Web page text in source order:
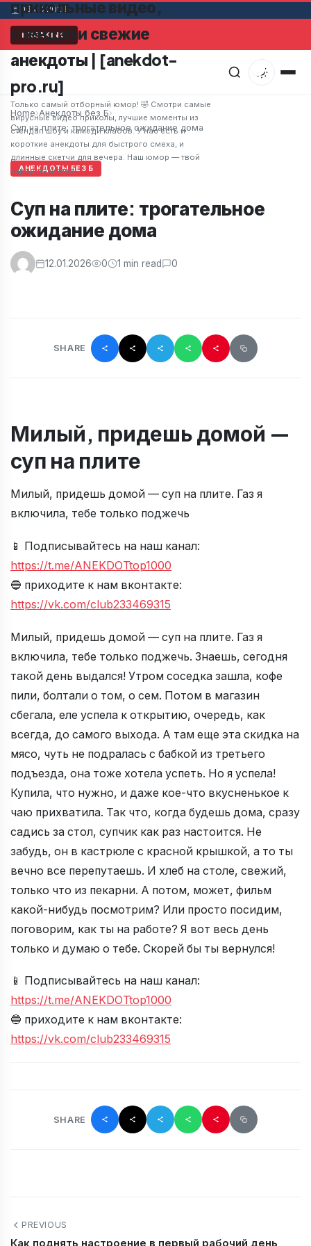
06.08.2026
BREAKINGМужчина в супермаркете заметил привлекательную
прикольные видео,
стендап и свежие
анекдоты | [anekdot-
pro.ru]
Только самый отборный юмор! 🤣 Смотри самые
вирусные видео приколы, лучшие моменты из
стендап шоу и камеди клабов. У нас есть и
короткие анекдоты для быстрого смеха, и
длинные скетчи для вечера. Наш юмор — твой
заряд позитива!
Home›Анекдоты без Б›
Суп на плите: трогательное ожидание дома
АНЕКДОТЫ БЕЗ Б
Суп на плите: трогательное
ожидание дома
12.01.2026 0 1 min read 0
SHARE
Милый, придешь домой —
суп на плите
Милый, придешь домой — суп на плите. Газ я
включила, тебе только поджечь
📱 Подписывайтесь на наш канал:
https://t.me/ANEKDOTtop1000
🔵 приходите к нам вконтакте:
https://vk.com/club233469315
Милый, придешь домой — суп на плите. Газ я
включила, тебе только поджечь. Знаешь, сегодня
такой день выдался! Утром соседка зашла, кофе
пили, болтали о том, о сем. Потом в магазин
сбегала, еле успела к открытию, очередь, как
всегда, до самого выхода. А там еще эта скидка на
мясо, чуть не подралась с бабкой из третьего
подъезда, она тоже хотела успеть. Но я успела!
Купила, что нужно, и даже кое-что вкусненькое к
чаю прихватила. Так что, когда будешь дома, сразу
садись за стол, супчик как раз настоится. Не
забудь, он в кастрюле с красной крышкой, а то ты
вечно все перепутаешь. И хлеб на столе, свежий,
только что из пекарни. А потом, может, фильм
какой-нибудь посмотрим? Или просто посидим,
поговорим, как ты на работе? Я вот весь день
только и думаю о тебе. Скорей бы ты вернулся!
📱 Подписывайтесь на наш канал:
https://t.me/ANEKDOTtop1000
🔵 приходите к нам вконтакте:
https://vk.com/club233469315
SHARE
PREVIOUS
Как поднять настроение в первый рабочий день